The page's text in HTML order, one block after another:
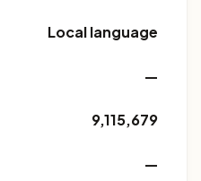
Local language
—
9,115,679
—